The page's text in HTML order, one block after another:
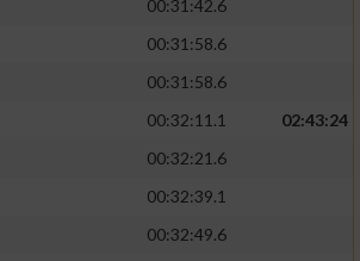
00:31:42.6
00:31:58.6
00:31:58.6
00:32:11.1
02:43:24
00:32:21.6
00:32:39.1
00:32:49.6
Daten zur Auswahl
für personalisierte
zur Auswahl
zur Personalisierung